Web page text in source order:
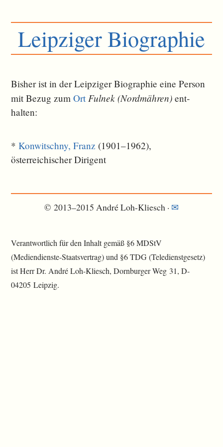
Leipziger Biographie
Bisher ist in der Leipziger Biographie eine Person
mit Bezug zumOrt Fulnek (Nordmähren) ent­
halten:
*Konwitschny, Franz (1901–1962),
österreichischer Dirigent
© 2013–2015 André Loh-Kliesch · ✉
Verantwortlich für den Inhalt gemäß §6 MDStV
(Mediendienste-Staatsvertrag) und §6 TDG (Teledienstgesetz)
ist Herr Dr. André Loh-Kliesch, Dornburger Weg 31, D-
04205 Leipzig.